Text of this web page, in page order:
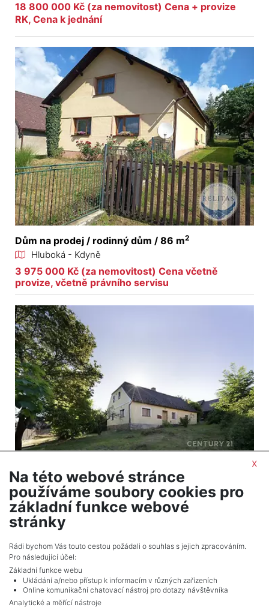
18 800 000 Kč (za nemovitost) Cena + provize
RK, Cena k jednání
Dům na prodej / rodinný dům / 86 m2
Hluboká - Kdyně
3 975 000 Kč (za nemovitost) Cena včetně
provize, včetně právního servisu
Dům na prodej / rodinný dům / 128 m
Drahotín
2 690 000 Kč (za nemovitost) Cena + provize RK
Celkem2inzerátů.
x
Na této webové stránce
používáme soubory cookies pro
základní funkce webové
stránky
Rádi bychom Vás touto cestou požádali o souhlas s jejich zpracováním.
Pro následující účel:
Základní funkce webu
Ukládání a/nebo přístup k informacím v různých zařízeních
Online komunikační chatovací nástroj pro dotazy návštěvníka
Analytické a měřící nástroje